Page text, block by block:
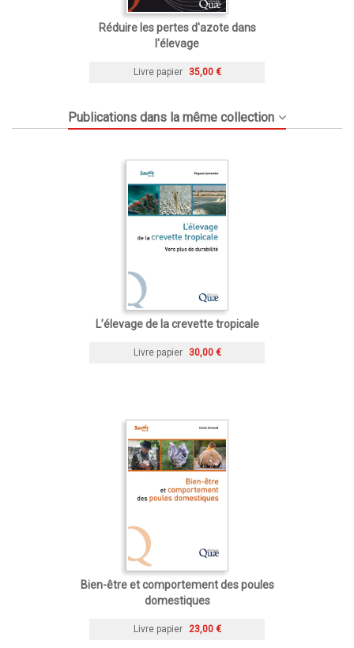
Réduire les pertes d'azote dans
l'élevage
Livre papier 35,00 €
Publications dans la même collection
L’élevage de la crevette tropicale
Livre papier 30,00 €
Bien-être et comportement des poules
domestiques
Livre papier 23,00 €